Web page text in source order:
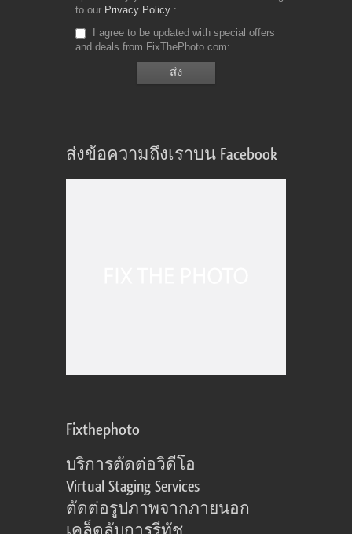
to our Privacy Policy
I agree to be updated with special offers
and deals from FixThePhoto.com
ส่งข้อความถึงเราบน Facebook
Fixthephoto
บริการตัดต่อวิดีโอ
Virtual Staging Services
ตัดต่อรูปภาพจากภายนอก